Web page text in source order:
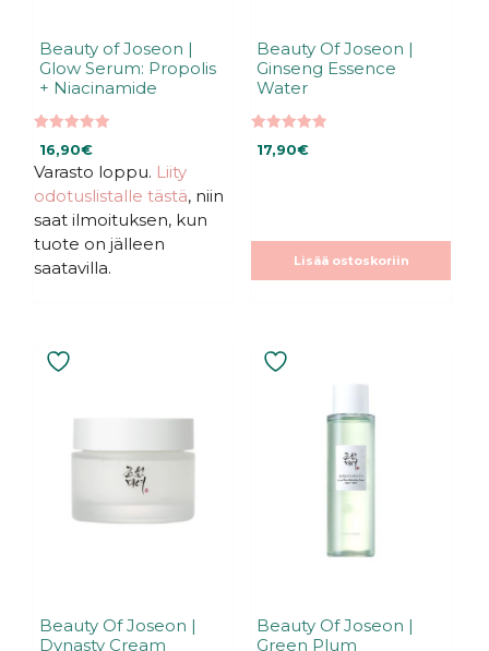
Beauty of Joseon |
Glow Serum: Propolis
+ Niacinamide
5.00
5:stä
16,90€
Varasto loppu. Liity
odotuslistalle tästä, niin
saat ilmoituksen, kun
tuote on jälleen
saatavilla.
Beauty Of Joseon |
Ginseng Essence
Water
5.00
5:stä
17,90€
Lisää ostoskoriin
Beauty Of Joseon |
Dynasty Cream
Beauty Of Joseon |
Green Plum